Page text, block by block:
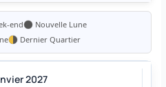
end
Nouvelle Lune
Dernier Quartier
2027